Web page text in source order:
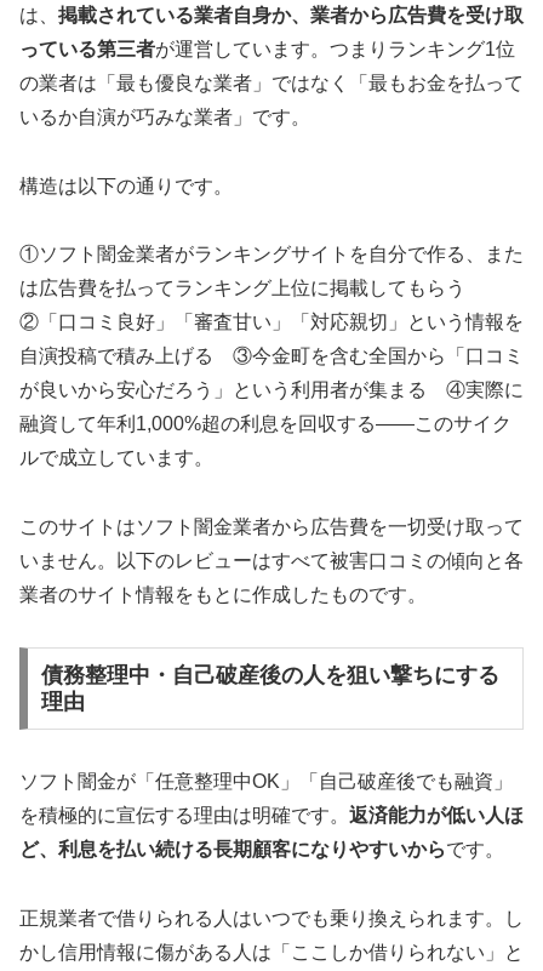
は、 掲載されている業者自身か、業者から広告費を受け取
っている第三者が運営しています。つまりランキング1位
の業者は「最も優良な業者」ではなく「最もお金を払って
いるか自演が巧みな業者」です。
構造は以下の通りです。
①ソフト闇金業者がランキングサイトを自分で作る、また
は広告費を払ってランキング上位に掲載してもらう
②「口コミ良好」「審査甘い」「対応親切」という情報を
自演投稿で積み上げる ③今金町を含む全国から「口コミ
が良いから安心だろう」という利用者が集まる ④実際に
融資して年利1,000%超の利息を回収する——このサイク
ルで成立しています。
このサイトはソフト闇金業者から広告費を一切受け取って
いません。以下のレビューはすべて被害口コミの傾向と各
業者のサイト情報をもとに作成したものです。
債務整理中・自己破産後の人を狙い撃ちにする
理由
ソフト闇金が「任意整理中OK」「自己破産後でも融資」
を積極的に宣伝する理由は明確です。 返済能力が低い人ほ
ど、利息を払い続ける長期顧客になりやすいからです。
正規業者で借りられる人はいつでも乗り換えられます。し
かし信用情報に傷がある人は「ここしか借りられない」と